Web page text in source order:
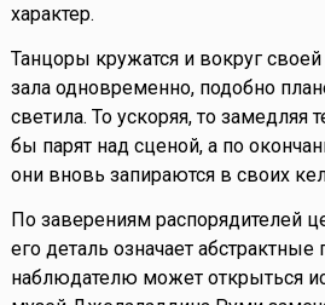
характер.
Танцоры кружатся и вокруг
зала одновременно, подобно
светила. То ускоряя, то замедляя
бы парят над сценой, а по
они вновь запираются в своих
По заверениям распорядителей
его деталь означает
наблюдателю может открыться